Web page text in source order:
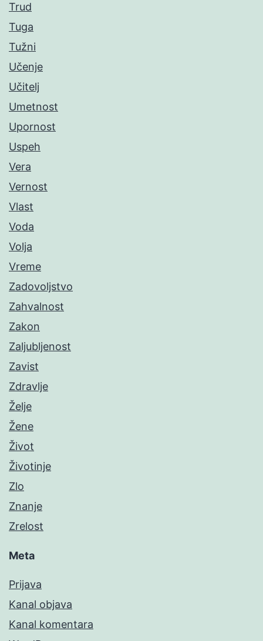
Trud
Tuga
Tužni
Učenje
Učitelj
Umetnost
Upornost
Uspeh
Vera
Vernost
Vlast
Voda
Volja
Vreme
Zadovoljstvo
Zahvalnost
Zakon
Zaljubljenost
Zavist
Zdravlje
Želje
Žene
Život
Životinje
Zlo
Znanje
Zrelost
Meta
Prijava
Kanal objava
Kanal komentara